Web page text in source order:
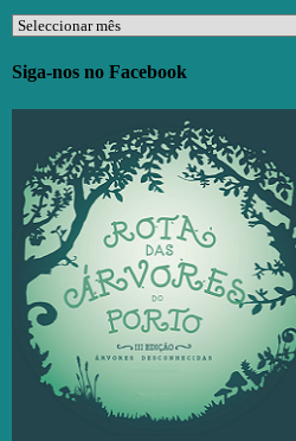
Arquivos
Siga-nos no Facebook